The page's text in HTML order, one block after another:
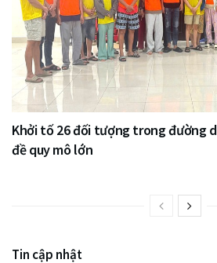
Khởi tố 26 đối tượng trong đường
đề quy mô lớn
Tin cập nhật